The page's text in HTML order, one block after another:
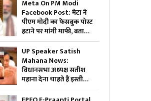
Meta On PM Modi
Facebook Post: मेटा ने
पीएम मोदी का फेसबुक पोस्ट
हटाने पर मांगी माफी, बताया
क्यों हटाया गया था
UP Speaker Satish
Mahana News:
विधानसभा अध्यक्ष सतीश
महाना देना चाहते हैं इस्तीफा?
सपा विधायक की सदन में
ऐसी हरकत से हुए आहत,